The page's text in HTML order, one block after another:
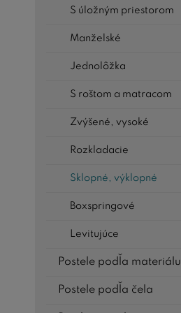
S úložným priestorom
Manželské
Jednolôžka
S roštom a matracom
Zvýšené, vysoké
Rozkladacie
Sklopné, výklopné
Boxspringové
Levitujúce
Postele podľa materiálu
Postele podľa čela